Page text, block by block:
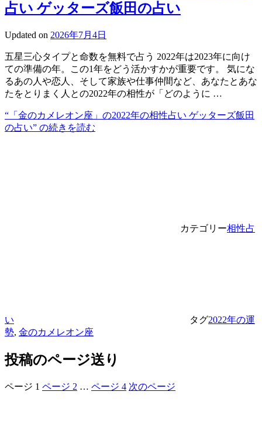
占い ゲッターズ飯田の占い
Updated on 2026年7月4日
五星三心タイプと命数を無料で占う 2022年は2023年に向け
ての準備の年。この1年をどう活かすかが重要です。 気にな
るあの人や恋人、そして家族や仕事仲間など、あなたとあな
たをとりまく人との2022年の相性が「どのように …
“「金のカメレオン座」の2022年の相性占い ゲッターズ飯田
の占い” の続きを読む
カテゴリー相性占
い タグ2022年の運
勢, 金のカメレオン座
投稿のページ送り
ページ 1 ページ 2 … ページ 4 次のページ